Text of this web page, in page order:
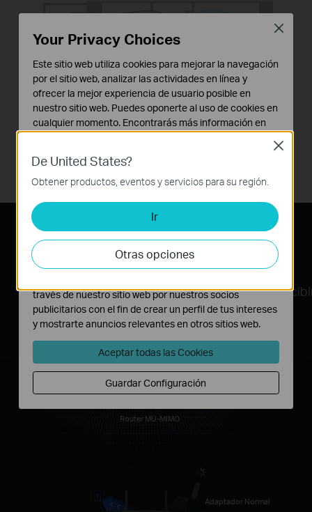
1 Antena Externa
Router MU-MIMO
Adaptador Normal
Mayor cobertura y velocidad
con MU-MIMO
Gracias a la tecnología MU-MIMO, tu PC puede
De United States?
Obtener productos, eventos y servicios para su región.
Ir
Otras opciones
Close
Your Privacy Choices
Este sitio web utiliza cookies para mejorar la navegación
por el sitio web, analizar las actividades en línea y
ofrecer la mejor experiencia de usuario posible en
nuestro sitio web. Puedes oponerte al uso de cookies en
cualquier momento. Encontrarás más información en
Cookies Básicas
Estas cookies son necesarias para el funcionamiento
del sitio web y no pueden desactivarse en tu sistema.
Cookies de Análisis y de Marketing
Las cookies de análisis nos permiten analizar tus
actividades en nuestro sitio web con el fin de mejorar y
adaptar la funcionalidad del mismo.
través de nuestro sitio web por nuestros socios
publicitarios con el fin de crear un perfil de tus intereses
y mostrarte anuncios relevantes en otros sitios web.
Aceptar todas las Cookies
Guardar Configuración
Close